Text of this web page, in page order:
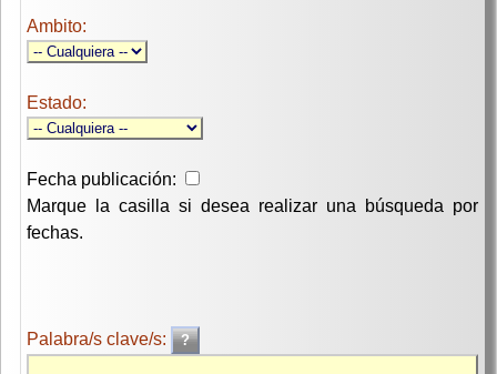
Ambito:
Estado:
Fecha publicación:
Marque la casilla si desea realizar una búsqueda por
fechas.
Palabra/s clave/s: